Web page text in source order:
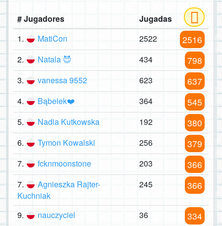
# Jugadores
Jugadas
1.
MatiCon 2522 2516
2. Natala 😈 434 798
3. vanessa 9552 623 637
4. Bąbelek❤️ 364 545
5. Nadia Kutkowska 192 380
6. Tymon Kowalski 256 379
7. fcknmoonstone 203 366
7.
Agnieszka Rajter-
Kuchniak
245 366
9. nauczyciel 36 334